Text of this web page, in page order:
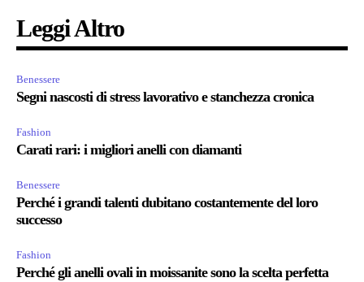
Leggi Altro
Benessere
Segni nascosti di stress lavorativo e stanchezza cronica
Fashion
Carati rari: i migliori anelli con diamanti
Benessere
Perché i grandi talenti dubitano costantemente del loro
successo
Fashion
Perché gli anelli ovali in moissanite sono la scelta perfetta